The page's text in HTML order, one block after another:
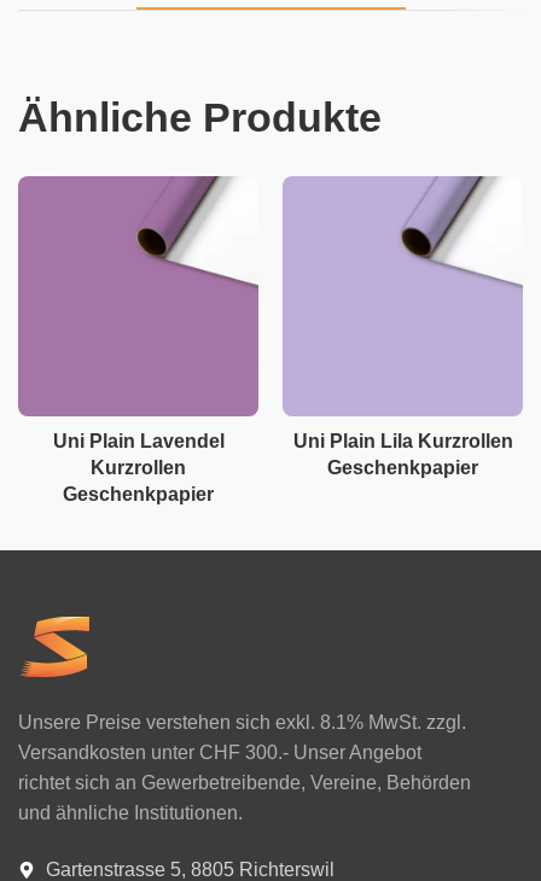
Ähnliche Produkte
Uni Plain Lavendel
Kurzrollen
Geschenkpapier
Uni Plain Lila Kurzrollen
Geschenkpapier
Unsere Preise verstehen sich exkl. 8.1% MwSt. zzgl.
Versandkosten unter CHF 300.- Unser Angebot
richtet sich an Gewerbetreibende, Vereine, Behörden
und ähnliche Institutionen.
Gartenstrasse 5, 8805 Richterswil